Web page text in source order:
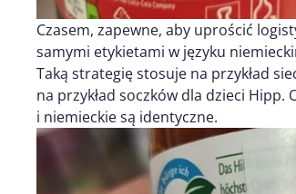
Czasem, zapewne, aby uprościć
samymi etykietami w języku
Taką strategię stosuje na przykład
na przykład soczków dla dzieci
i niemieckie są identyczne.